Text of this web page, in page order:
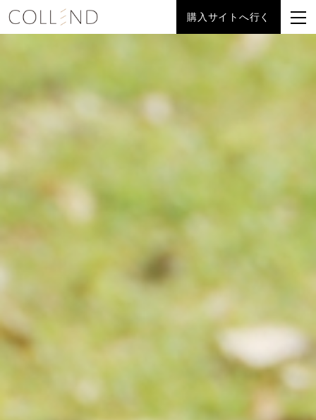
購入サイトへ行く